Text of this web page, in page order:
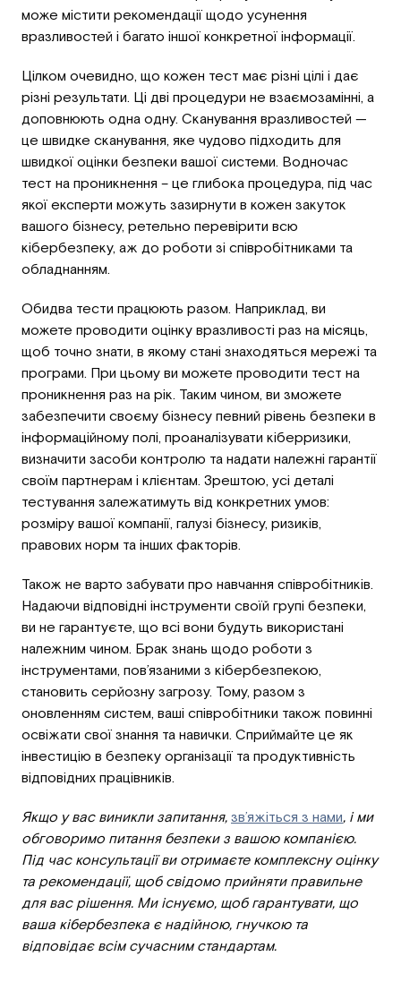
може містити рекомендації щодо усунення
вразливостей і багато іншої конкретної інформації.
Цілком очевидно, що кожен тест має різні цілі і дає
різні результати. Ці дві процедури не взаємозамінні, а
доповнюють одна одну. Сканування вразливостей —
це швидке сканування, яке чудово підходить для
швидкої оцінки безпеки вашої системи. Водночас
тест на проникнення – це глибока процедура, під час
якої експерти можуть зазирнути в кожен закуток
вашого бізнесу, ретельно перевірити всю
кібербезпеку, аж до роботи зі співробітниками та
обладнанням.
Обидва тести працюють разом. Наприклад, ви
можете проводити оцінку вразливості раз на місяць,
щоб точно знати, в якому стані знаходяться мережі та
програми. При цьому ви можете проводити тест на
проникнення раз на рік. Таким чином, ви зможете
забезпечити своєму бізнесу певний рівень безпеки в
інформаційному полі, проаналізувати кіберризики,
визначити засоби контролю та надати належні гарантії
своїм партнерам і клієнтам. Зрештою, усі деталі
тестування залежатимуть від конкретних умов:
розміру вашої компанії, галузі бізнесу, ризиків,
правових норм та інших факторів.
Також не варто забувати про навчання співробітників.
Надаючи відповідні інструменти своїй групі безпеки,
ви не гарантуєте, що всі вони будуть використані
належним чином. Брак знань щодо роботи з
інструментами, пов’язаними з кібербезпекою,
становить серйозну загрозу. Тому, разом з
оновленням систем, ваші співробітники також повинні
освіжати свої знання та навички. Сприймайте це як
інвестицію в безпеку організації та продуктивність
відповідних працівників.
Якщо у вас виникли запитання, зв’яжіться з нами, і ми
обговоримо питання безпеки з вашою компанією.
Під час консультації ви отримаєте комплексну оцінку
та рекомендації, щоб свідомо прийняти правильне
для вас рішення. Ми існуємо, щоб гарантувати, що
ваша кібербезпека є надійною, гнучкою та
відповідає всім сучасним стандартам.